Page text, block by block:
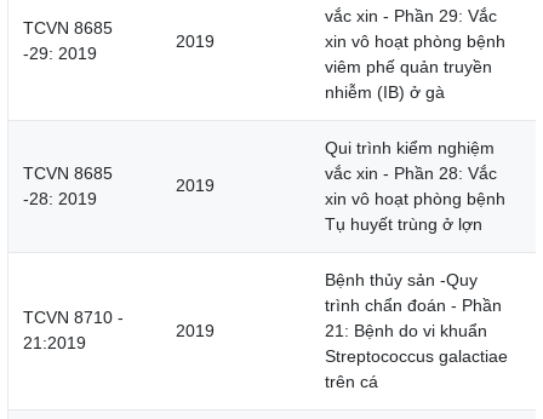
TCVN 8685
-29: 2019
2019
vắc xin - Phần 29: Vắc
xin vô hoạt phòng bệnh
viêm phế quản truyền
nhiễm (IB) ở gà
TCVN 8685
-28: 2019
2019
Qui trình kiểm nghiệm
vắc xin - Phần 28: Vắc
xin vô hoạt phòng bệnh
Tụ huyết trùng ở lợn
TCVN 8710 -
21:2019
2019
Bệnh thủy sản -Quy
trình chẩn đoán - Phần
21: Bệnh do vi khuẩn
Streptococcus galactiae
trên cá